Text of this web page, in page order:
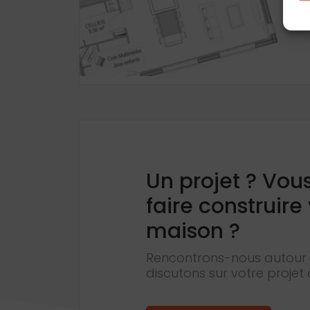
Un projet ?
faire construire
maison ?
Rencontrons-nous autour
discutons sur votre projet